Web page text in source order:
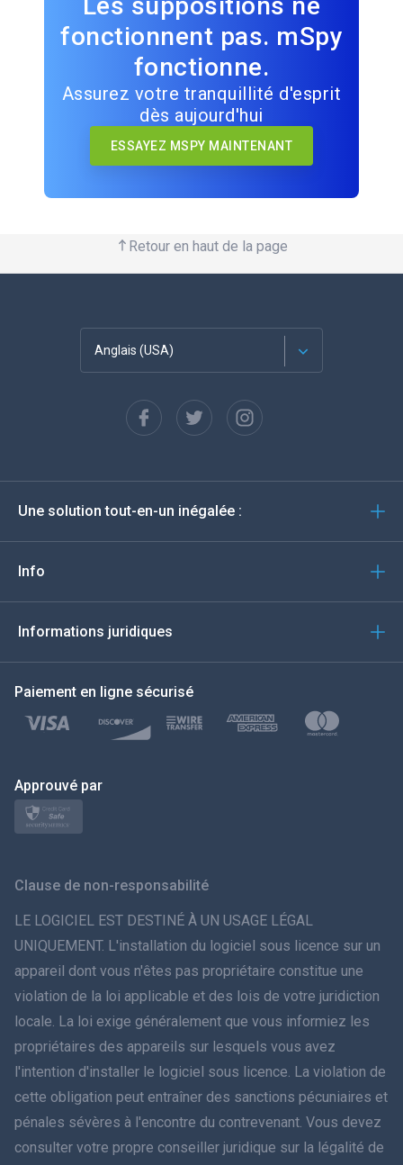
fonctionnent pas. mSpy
fonctionne.
Assurez votre tranquillité d'esprit
dès aujourd'hui
ESSAYEZ MSPY MAINTENANT
Retour en haut de la page
Anglais (USA)
Espagnol
Deutsch
Türkçe
Polski
日本
ภาษาไทย
Dansk
हिंदी
עברית
Une solution tout-en-un inégalée :
Info
Informations juridiques
Paiement en ligne sécurisé
Approuvé par
Clause de non-responsabilité
LE LOGICIEL EST DESTINÉ À UN USAGE LÉGAL
UNIQUEMENT. L'installation du logiciel sous licence sur un
appareil dont vous n'êtes pas propriétaire constitue une
violation de la loi applicable et des lois de votre juridiction
locale. La loi exige généralement que vous informiez les
propriétaires des appareils sur lesquels vous avez
l'intention d'installer le logiciel sous licence. La violation de
cette obligation peut entraîner des sanctions pécuniaires et
pénales sévères à l'encontre du contrevenant. Vous devez
consulter votre propre conseiller juridique sur la légalité de